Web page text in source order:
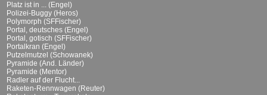
Platz ist in ... (Engel)
Polizei-Buggy (Heros)
Polymorph (SFFischer)
Portal, deutsches (Engel)
Portal, gotisch (SFFischer)
Portalkran (Engel)
Putzelmutzel (Schowanek)
Pyramide (And. Länder)
Pyramide (Mentor)
Radler auf der Flucht...
Raketen-Rennwagen (Reuter)